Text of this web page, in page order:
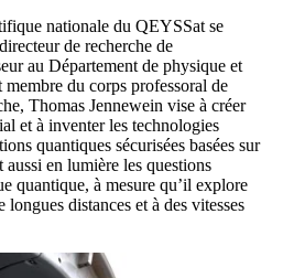
nationale du QEYSSat se
de recherche de
au Département de physique et
membre du corps professoral de
Thomas Jennewein vise à créer
et à inventer les technologies
quantiques sécurisées basées sur
en lumière les questions
quantique, à mesure qu’il explore
distances et à des vitesses